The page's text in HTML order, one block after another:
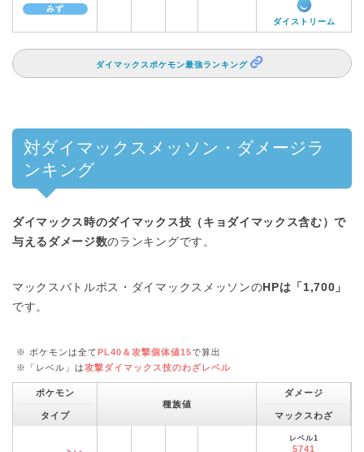
みず
ダイストリーム
ダイマックスポケモン最強ランキング
対ダイマックスメッソン・ダメージラ
ンキング
ダイマックス時のダイマックス技（キョダイマックス含む）で
与えるダメージ数のランキングです。
マックスバトルボス・ダイマックスメッソンの HPは「1,700」
です。
※ ポケモンは全てPL40＆攻撃個体値15で算出
※「レベル」は攻撃ダイマックス技のわざレベル
ポケモン
タイプ
種族値
ダメージ
マックスわざ
レベル1
5741